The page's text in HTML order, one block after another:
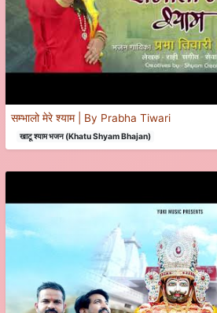
सम्भालो मेरे श्याम | By Prabha Tiwari
खाटू श्याम भजन (Khatu Shyam Bhajan)